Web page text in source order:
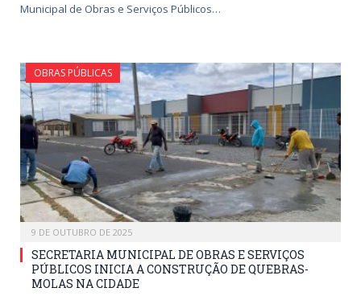
Municipal de Obras e Serviços Públicos…
OBRAS PÚBLICAS
9 DE OUTUBRO DE 2025
SECRETARIA MUNICIPAL DE OBRAS E SERVIÇOS
PÚBLICOS INICIA A CONSTRUÇÃO DE QUEBRAS-
MOLAS NA CIDADE